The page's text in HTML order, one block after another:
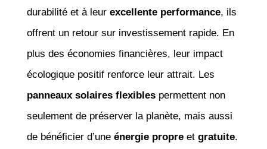
durabilité et à leur excellente performance, ils
offrent un retour sur investissement rapide. En
plus des économies financières, leur impact
écologique positif renforce leur attrait. Les
panneaux solaires flexiblespermettent non
seulement de préserver la planète, mais aussi
de bénéficier d’une énergie propreet gratuite.